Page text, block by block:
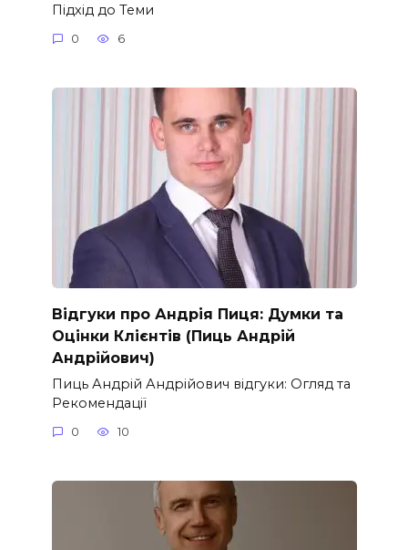
Підхід до Теми
0 6
Відгуки про Андрія Пиця: Думки та
Оцінки Клієнтів (Пиць Андрій
Андрійович)
Пиць Андрій Андрійович відгуки: Огляд та
Рекомендації
0 10